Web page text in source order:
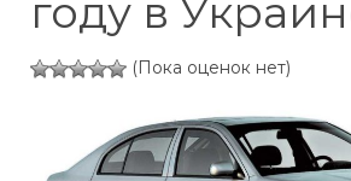
году в
(Пока оценок нет)